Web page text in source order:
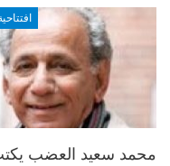
محمد سعيد العضب